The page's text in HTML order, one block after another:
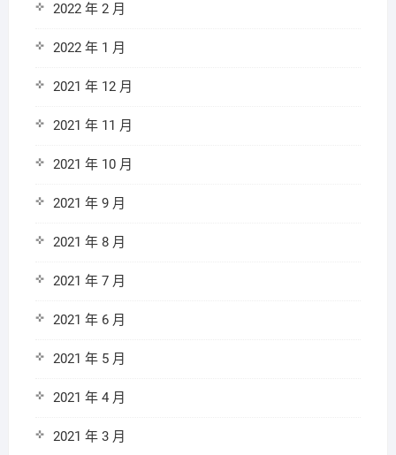
2022 年 2 月
2022 年 1 月
2021 年 12 月
2021 年 11 月
2021 年 10 月
2021 年 9 月
2021 年 8 月
2021 年 7 月
2021 年 6 月
2021 年 5 月
2021 年 4 月
2021 年 3 月